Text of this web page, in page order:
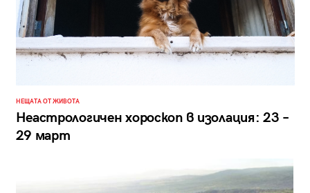
НЕЩАТА ОТ ЖИВОТА
Неастрологичен хороскоп в изолация: 23 –
29 март